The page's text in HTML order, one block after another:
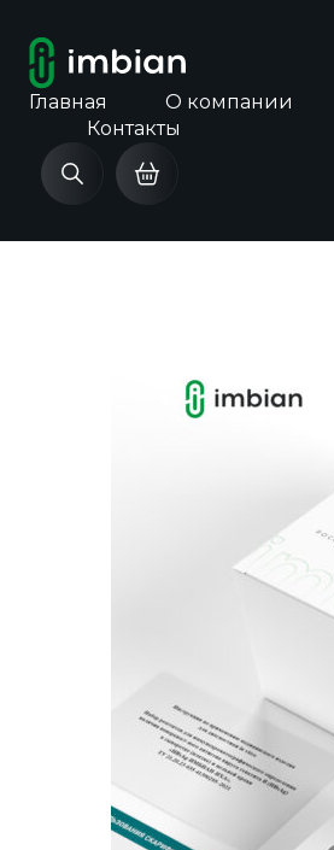
Главная О компании
Контакты
25 марта 2026